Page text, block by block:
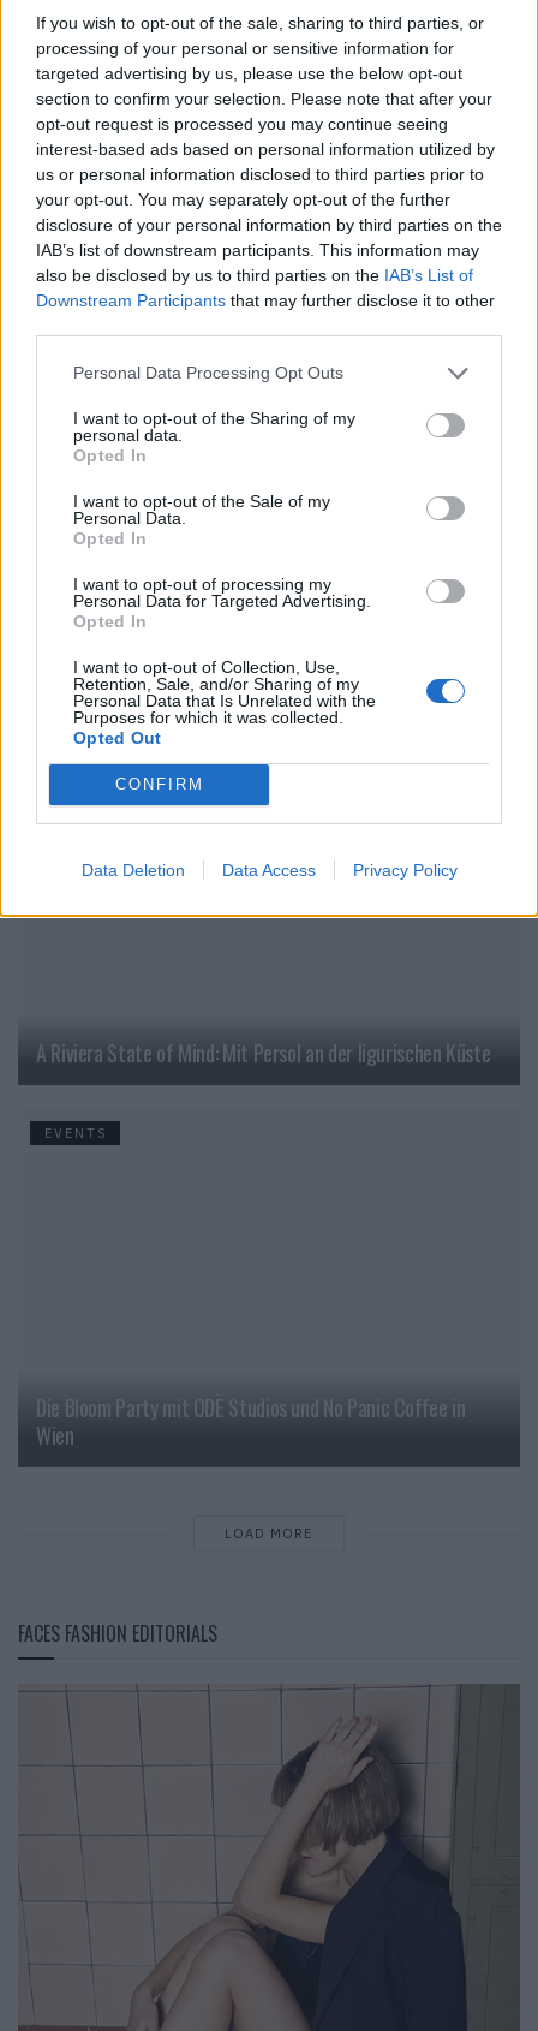
If you wish to opt-out of the sale, sharing to third parties, or
processing of your personal or sensitive information for
targeted advertising by us, please use the below opt-out
section to confirm your selection. Please note that after your
opt-out request is processed you may continue seeing
interest-based ads based on personal information utilized by
us or personal information disclosed to third parties prior to
your opt-out. You may separately opt-out of the further
disclosure of your personal information by third parties on the
IAB’s list of downstream participants. This information may
also be disclosed by us to third parties on the IAB’s List of
Downstream Participants that may further disclose it to other
Personal Data Processing Opt Outs
I want to opt-out of the Sharing of my
personal data.
Opted In
I want to opt-out of the Sale of my
Personal Data.
Opted In
I want to opt-out of processing my
Personal Data for Targeted Advertising.
Opted In
I want to opt-out of Collection, Use,
Retention, Sale, and/or Sharing of my
Personal Data that Is Unrelated with the
Purposes for which it was collected.
Opted Out
CONFIRM
Data Deletion Data Access Privacy Policy
BVLGARI X YVY: Ein perfektes Duo
EVENTS
Mit Biotherm über den Dächern Wiens
EVENTS
A Riviera State of Mind: Mit Persol an der ligurischen Küste
EVENTS
Die Bloom Party mit ODË Studios und No Panic Coffee in
Wien
LOAD MORE
FACES FASHION EDITORIALS